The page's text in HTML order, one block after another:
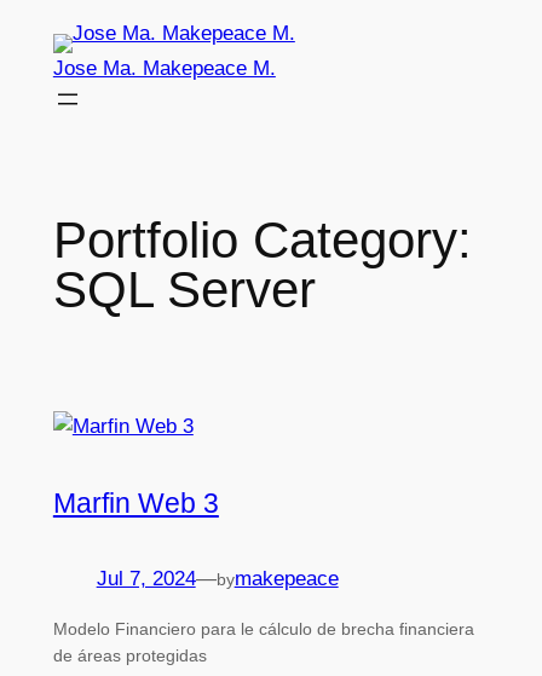
Jose Ma. Makepeace M.
Portfolio Category:
SQL Server
Marfin Web 3
Jul 7, 2024—bymakepeace
Modelo Financiero para le cálculo de brecha financiera
de áreas protegidas